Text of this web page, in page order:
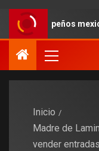
mexicanos;
Inicio
Madre de
vender